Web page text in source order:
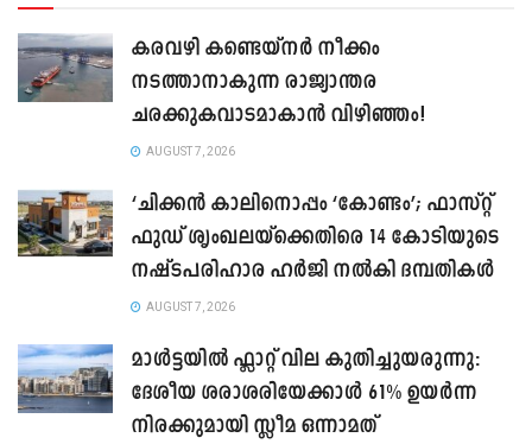
കരവഴി കണ്ടെയ്നർ നീക്കം
നടത്താനാകുന്ന രാജ്യാന്തര
ചരക്കുകവാടമാകാൻ വിഴിഞ്ഞം!
AUGUST 7, 2026
‘ചിക്കൻ കാലിനൊപ്പം ‘കോണ്ടം’; ഫാസ്റ്റ്
ഫുഡ് ശൃംഖലയ്ക്കെതിരെ 14 കോടിയുടെ
നഷ്ടപരിഹാര ഹർജി നൽകി ദമ്പതികൾ
AUGUST 7, 2026
മാൾട്ടയിൽ ഫ്ലാറ്റ് വില കുതിച്ചുയരുന്നു:
ദേശീയ ശരാശരിയേക്കാൾ 61% ഉയർന്ന
നിരക്കുമായി സ്ലീമ ഒന്നാമത്